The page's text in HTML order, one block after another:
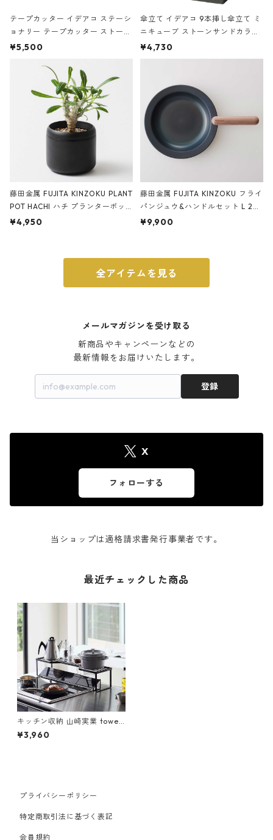
テープカッター イデアコ ステーシ
ョナリー テープカッター ストーン
サンドカラー 石調 ideaco Station
¥5,500
傘立て イデアコ 9本挿し傘立て ミ
ニキューブ ストーンサンドカラー
石調 ideaco Umbrella Stand CUB
E ストーンサンドブラック
¥4,730
藤田金属 FUJITA KINZOKU PLANT
POT HACHI ハチ プランターポッ
ト 3号 ブラック
¥4,950
藤田金属 FUJITA KINZOKU フライ
パンジュウ&ハンドルセット L 24c
m ガス火・IH対応 鉄フライパン
¥9,900
全アイテムを見る
メールマガジンを受け取る
新商品やキャンペーンなどの
最新情報をお届けいたします。
登録
X
フォローする
当ショップは適格請求書発行事業者です。
最近チェックした商品
キッチン収納 山崎実業 tower
タワー 排気口カバー上コンロ
奥ラック 60cmコンロ用 ブラ
¥3,960
プライバシーポリシー
特定商取引法に基づく表記
会員規約